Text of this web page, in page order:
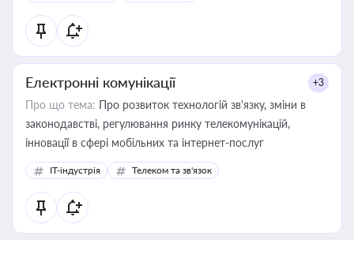
Електронні комунікації +3
Про що тема: Про розвиток технологій зв'язку, зміни в
законодавстві, регулювання ринку телекомунікацій,
інновації в сфері мобільних та інтернет-послуг
IT-індустрія Телеком та зв'язок